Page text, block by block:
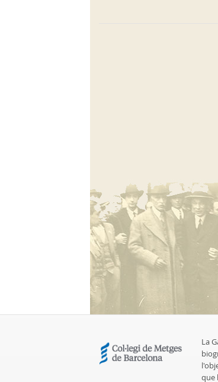
La
que